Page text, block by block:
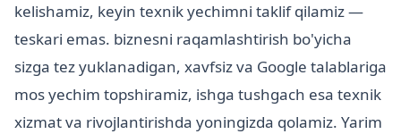
kelishamiz, keyin texnik yechimni taklif qilamiz —
teskari emas. biznesni raqamlashtirish bo'yicha
sizga tez yuklanadigan, xavfsiz va Google talablariga
mos yechim topshiramiz, ishga tushgach esa texnik
xizmat va rivojlantirishda yoningizda qolamiz. Yarim